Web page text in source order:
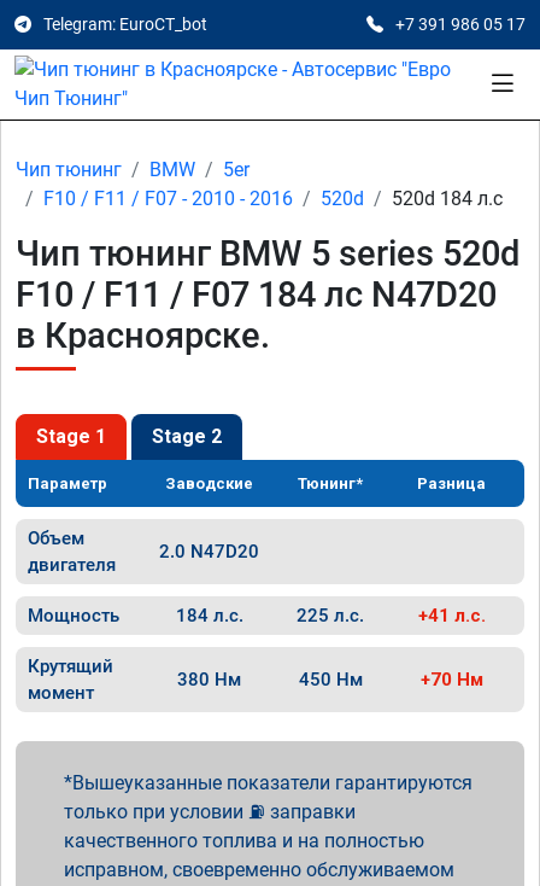
Telegram: EuroCT_bot +7 391 986 05 17
Чип тюнинг BMW
5er
F10 / F11 / F07 - 2010 - 2016
520d 520d 184 л.с
Чип тюнинг BMW 5 series 520d
F10 / F11 / F07 184 лс N47D20
в Красноярске.
Stage 1 Stage 2
Параметр Заводские Тюнинг* Разница
Объем
двигателя
2.0 N47D20
Мощность 184 л.с. 225 л.с. +41 л.с.
Крутящий
момент
380 Нм 450 Нм +70 Нм
Вышеуказанные показатели гарантируются
только при условии ⛽ заправки
качественного топлива и на полностью
исправном, своевременно обслуживаемом